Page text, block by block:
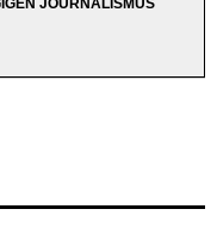
JOURNALISMUS